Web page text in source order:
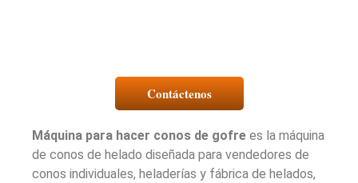
Contáctenos
Máquina para hacer conos de gofre es la máquina
de conos de helado diseñada para vendedores de
conos individuales, heladerías y fábrica de helados,